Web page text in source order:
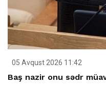
05 Avqust 2026 11:42
Baş nazir onu sədr